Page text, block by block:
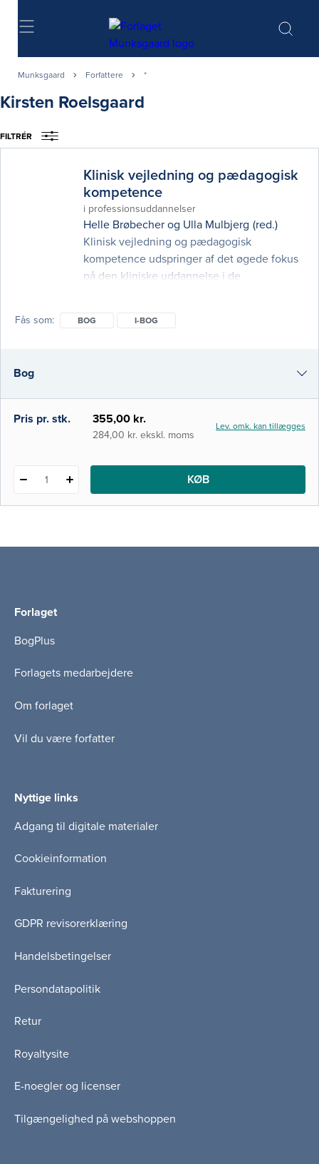
Søg
Munksgaard Forfattere *
Kirsten Roelsgaard
FILTRÉR
Klinisk vejledning og pædagogisk
kompetence
i professionsuddannelser
Helle Brøbecher og Ulla Mulbjerg (red.)
Klinisk vejledning og pædagogisk
kompetence udspringer af det øgede fokus
på den kliniske uddannelse i de
bekendtgørelsen om uddannelse af kliniske
betydning for læring i klinisk praksis. Den
gennemgående intention er at skabe
Fås som BOG I-BOG
Bog
i-bog
Pris pr. stk. 355,00 kr.
284,00 kr. ekskl. moms
Lev. omk. kan tillægges
1 KØB
Forlaget
BogPlus
Forlagets medarbejdere
Om forlaget
Vil du være forfatter
Nyttige links
Adgang til digitale materialer
Cookieinformation
Fakturering
GDPR revisorerklæring
Handelsbetingelser
Persondatapolitik
Retur
Royaltysite
E-noegler og licenser
Tilgængelighed på webshoppen